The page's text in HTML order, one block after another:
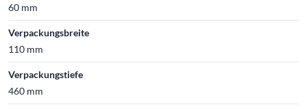
60 mm
Verpackungsbreite
110 mm
Verpackungstiefe
460 mm